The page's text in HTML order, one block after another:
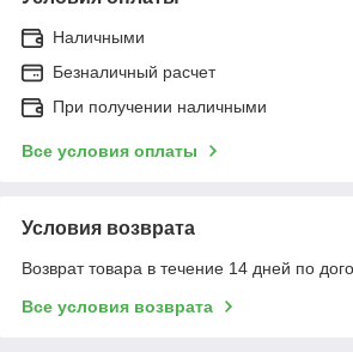
Наличными
Безналичный расчет
При получении наличными
Все условия оплаты
Условия возврата
Возврат товара в течение 14 дней по
Все условия возврата